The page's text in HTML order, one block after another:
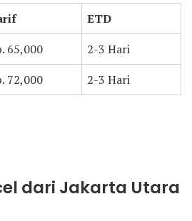
ETD
65,000
2-3 Hari
72,000 2-3 Hari
dari Jakarta Utara